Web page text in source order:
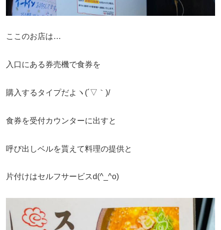
ここのお店は…
入口にある券売機で食券を
購入するタイプだよヽ(´▽｀)/
食券を受付カウンターに出すと
呼び出しベルを貰えて料理の提供と
片付けはセルフサービスd(^_^o)